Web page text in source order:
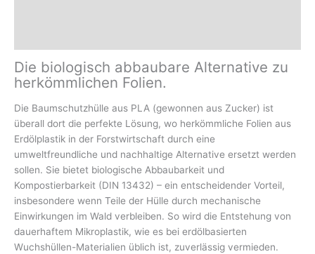
Die biologisch abbaubare Alternative zu
herkömmlichen Folien.
Die Baumschutzhülle aus PLA (gewonnen aus Zucker) ist
überall dort die perfekte Lösung, wo herkömmliche Folien aus
Erdölplastik in der Forstwirtschaft durch eine
umweltfreundliche und nachhaltige Alternative ersetzt werden
sollen. Sie bietet biologische Abbaubarkeit und
Kompostierbarkeit (DIN 13432) – ein entscheidender Vorteil,
insbesondere wenn Teile der Hülle durch mechanische
Einwirkungen im Wald verbleiben. So wird die Entstehung von
dauerhaftem Mikroplastik, wie es bei erdölbasierten
Wuchshüllen-Materialien üblich ist, zuverlässig vermieden.